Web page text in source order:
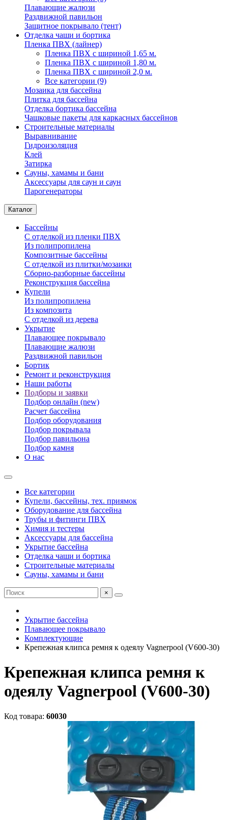
Плавающие жалюзи
Раздвижной павильон
Защитное покрывало (тент)
Отделка чаши и бортика
Пленка ПВХ (лайнер)
Пленка ПВХ с шириной 1,65 м.
Пленка ПВХ с шириной 1,80 м.
Пленка ПВХ с шириной 2,0 м.
Все категории (9)
Мозаика для бассейна
Плитка для бассейна
Отделка бортика бассейна
Чашковые пакеты для каркасных бассейнов
Строительные материалы
Выравнивание
Гидроизоляция
Клей
Затирка
Сауны, хамамы и бани
Аксессуары для саун и саун
Парогенераторы
Каталог
Бассейны
С отделкой из пленки ПВХ
Из полипропилена
Композитные бассейны
С отделкой из плитки/мозаики
Сборно-разборные бассейны
Реконструкция бассейна
Купели
Из полипропилена
Из композита
С отделкой из дерева
Укрытие
Плавающее покрывало
Плавающие жалюзи
Раздвижной павильон
Бортик
Ремонт и реконструкция
Наши работы
Подборы и заявки
Подбор онлайн (new)
Расчет бассейна
Подбор оборудования
Подбор покрывала
Подбор павильона
Подбор камня
О нас
Все категории
Купели, бассейны, тех. приямок
Оборудование для бассейна
Трубы и фитинги ПВХ
Химия и тестеры
Аксессуары для бассейна
Укрытие бассейна
Отделка чаши и бортика
Строительные материалы
Сауны, хамамы и бани
×
Укрытие бассейна
Плавающее покрывало
Комплектующие
Крепежная клипса ремня к одеялу Vagnerpool (V600-30)
Крепежная клипса ремня к
одеялу Vagnerpool (V600-30)
Код товара: 60030